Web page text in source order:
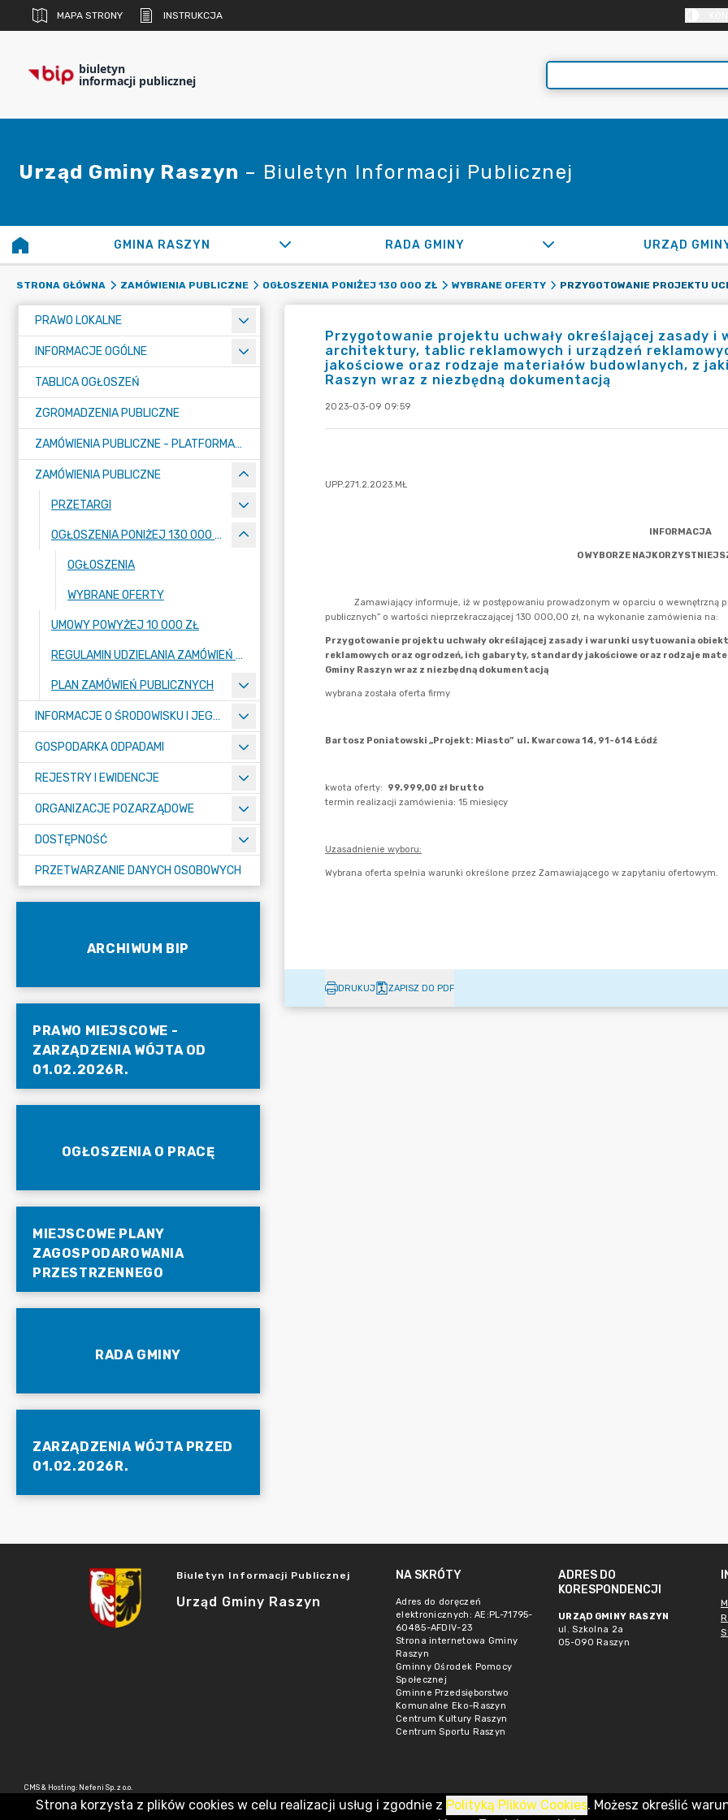
MAPA STRONY INSTRUKCJA
biuletyn
informacji publicznej
Urząd Gminy Raszyn – Biuletyn Informacji Publicznej
GMINA RASZYN RADA GMINY URZĄD
STRONA GŁÓWNA ZAMÓWIENIA PUBLICZNE OGŁOSZENIA PONIŻEJ 130 000 ZŁ WYBRANE OFERTY
PRAWO LOKALNE
INFORMACJE OGÓLNE
TABLICA OGŁOSZEŃ
ZGROMADZENIA PUBLICZNE
ZAMÓWIENIA PUBLICZNE - PLATFORMA ZAKUPOWA (OD 01.05.2025R.)
ZAMÓWIENIA PUBLICZNE
PRZETARGI
OGŁOSZENIA PONIŻEJ 130 000 ZŁ
OGŁOSZENIA
WYBRANE OFERTY
UMOWY POWYŻEJ 10 000 ZŁ
REGULAMIN UDZIELANIA ZAMÓWIEŃ PUBLICZNYCH
PLAN ZAMÓWIEŃ PUBLICZNYCH
INFORMACJE O ŚRODOWISKU I JEGO OCHRONIE
GOSPODARKA ODPADAMI
REJESTRY I EWIDENCJE
ORGANIZACJE POZARZĄDOWE
DOSTĘPNOŚĆ
PRZETWARZANIE DANYCH OSOBOWYCH
ARCHIWUM BIP
PRAWO MIEJSCOWE -
ZARZĄDZENIA WÓJTA OD
01.02.2026R.
OGŁOSZENIA O PRACĘ
MIEJSCOWE PLANY
ZAGOSPODAROWANIA
PRZESTRZENNEGO
RADA GMINY
ZARZĄDZENIA WÓJTA PRZED
01.02.2026R.
Przygotowanie projektu uchwały określającej zasady i
architektury, tablic reklamowych i urządzeń
jakościowe oraz rodzaje materiałów budowlanych, z
Raszyn wraz z niezbędną dokumentacją
2023-03-09 09:59
DRUKUJ ZAPISZ DO PDF
Biuletyn Informacji Publicznej
Urząd Gminy Raszyn
NA SKRÓTY
Adres do doręczeń
elektronicznych: AE:PL-71795-
60485-AFDIV-23
Strona internetowa Gminy
Raszyn
Gminny Ośrodek Pomocy
Społecznej
Gminne Przedsięborstwo
Komunalne Eko-Raszyn
Centrum Kultury Raszyn
Centrum Sportu Raszyn
ADRES DO
KORESPONDENCJI
URZĄD GMINY RASZYN
ul. Szkolna 2a
05-090 Raszyn
CMS & Hosting: Nefeni Sp. z o.o.
Strona korzysta z plików cookies w celu realizacji usług i zgodnie z Polityką Plików Cookies. Możesz określić